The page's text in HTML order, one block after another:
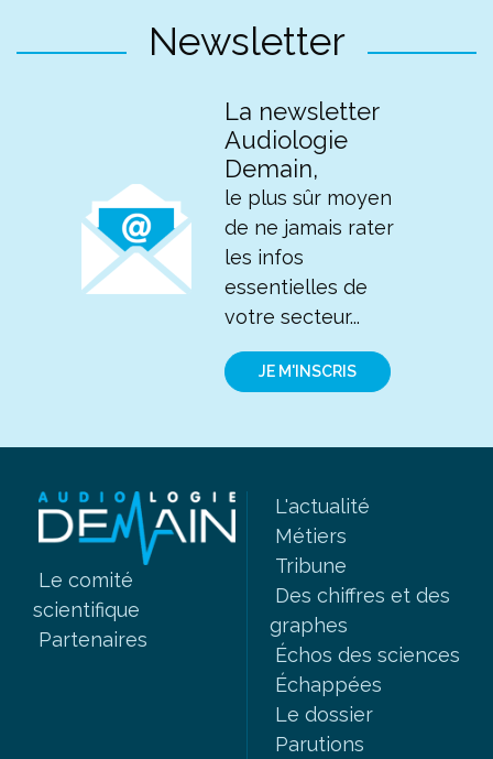
Newsletter
La newsletter
Audiologie
Demain,
le plus sûr moyen
de ne jamais rater
les infos
essentielles de
votre secteur...
JE M'INSCRIS
Le comité
scientifique
Partenaires
L'actualité
Métiers
Tribune
Des chiffres et des
graphes
Échos des sciences
Échappées
Le dossier
Parutions